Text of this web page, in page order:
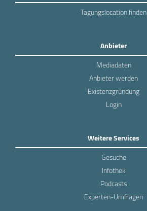
Tagungslocation finden
Anbieter
Mediadaten
Anbieter werden
Existenzgründung
Login
Weitere Services
Gesuche
Infothek
Podcasts
Experten-Umfragen